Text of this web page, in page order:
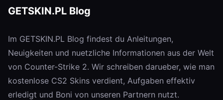
GETSKIN.PL Blog
Im GETSKIN.PL Blog findest du Anleitungen,
Neuigkeiten und nuetzliche Informationen aus der Welt
von Counter-Strike 2. Wir schreiben darueber, wie man
kostenlose CS2 Skins verdient, Aufgaben effektiv
erledigt und Boni von unseren Partnern nutzt.